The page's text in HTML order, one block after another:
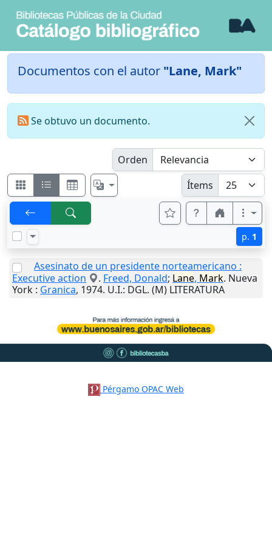
Documentos con el autor "Lane, Mark"
Se obtuvo un documento.
Orden
Ítems
p. 1
Asesinato de un presidente norteamericano :
Executive action
. Freed, Donald; Lane, Mark. Nueva
York : Granica, 1974. U.I.: DGL. (M) LITERATURA
Pérgamo OPAC Web